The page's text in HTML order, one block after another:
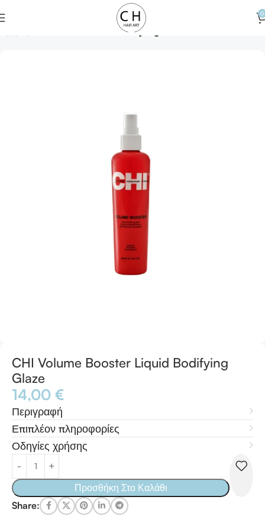
0
Hair Treatment Styling
CHI Volume Booster Liquid Bodifying
Glaze
14,00 €
Περιγραφή
Επιπλέον πληροφορίες
Οδηγίες χρήσης
Προσθήκη Στο Καλάθι
Share: